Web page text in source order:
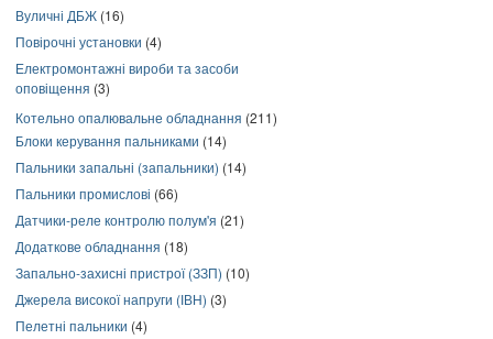
Вуличні ДБЖ (16)
Повірочні установки (4)
Електромонтажні вироби та засоби
оповіщення (3)
Котельно опалювальне обладнання (211)
Блоки керування пальниками (14)
Пальники запальні (запальники) (14)
Пальники промислові (66)
Датчики-реле контролю полум'я (21)
Додаткове обладнання (18)
Запально-захисні пристрої (ЗЗП) (10)
Джерела високої напруги (ІВН) (3)
Пелетні пальники (4)